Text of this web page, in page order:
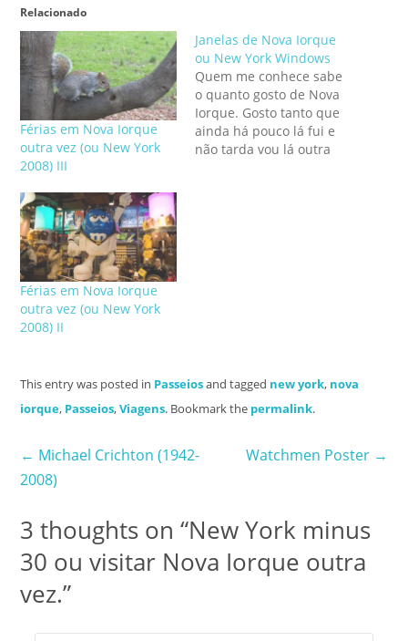
Relacionado
Férias em Nova Iorque
outra vez (ou New York
2008) III
Janelas de Nova Iorque
ou New York Windows
Quem me conhece sabe
o quanto gosto de Nova
Iorque. Gosto tanto que
ainda há pouco lá fui e
não tarda vou lá outra
Férias em Nova Iorque
outra vez (ou New York
2008) II
This entry was posted in Passeiosand tagged new york, nova
iorque, Passeios,Viagens. Bookmark the permalink.
Post
navigation
← Michael Crichton (1942-
2008)
Watchmen Poster →
3 thoughts on “New York minus
30 ou visitar Nova Iorque outra
vez.”